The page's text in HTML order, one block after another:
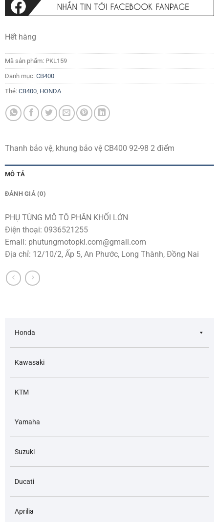
Hết hàng
Mã sản phẩm: PKL159
Danh mục: CB400
Thẻ: CB400, HONDA
Thanh bảo vệ, khung bảo vệ CB400 92-98 2 điểm
MÔ TẢ
ĐÁNH GIÁ (0)
PHỤ TÙNG MÔ TÔ PHÂN KHỐI LỚN
Điện thoại: 0936521255
Email: phutungmotopkl.com@gmail.com
Địa chỉ: 12/10/2, Ấp 5, An Phước, Long Thành, Đồng Nai
Honda
Kawasaki
KTM
Yamaha
Suzuki
Ducati
Aprilia